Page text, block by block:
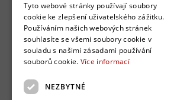
O nás
Bydlo programy
Tyto webové stránky používají soubory
cookie ke zlepšení uživatelského zážitku.
Používáním našich webových stránek
souhlasíte se všemi soubory cookie v
souladu s našimi zásadami používání
souborů cookie. Více informací
NEZBYTNÉ